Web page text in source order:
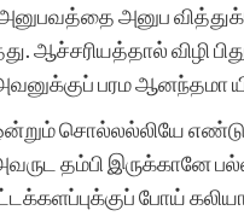
அனுப
ஆச்சரியத்தால்
பரம ஆனந்தமா
சொல்லல்லியே
தம்பி இருக்கானே
போய்